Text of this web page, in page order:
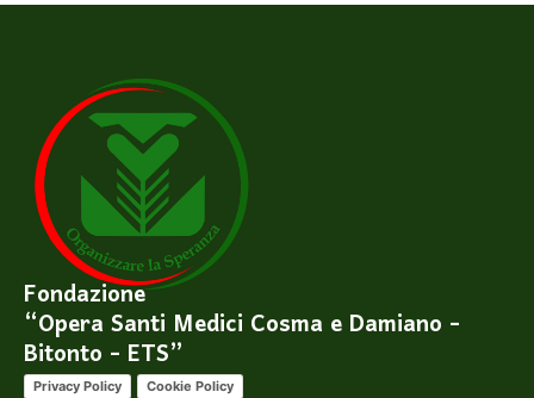
Fondazione
“Opera Santi Medici Cosma e Damiano -
Bitonto - ETS”
Privacy Policy Cookie Policy